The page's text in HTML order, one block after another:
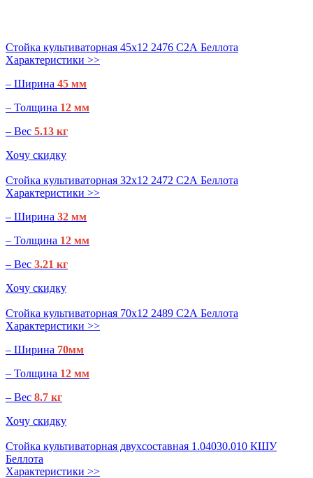
Стойка культиваторная 45х12 2476 С2А Беллота
Характеристики >>
– Ширина 45 мм
– Толщина 12 мм
– Вес 5.13 кг
Хочу скидку
Стойка культиваторная 32х12 2472 С2А Беллота
Характеристики >>
– Ширина 32 мм
– Толщина 12 мм
– Вес 3.21 кг
Хочу скидку
Стойка культиваторная 70х12 2489 С2А Беллота
Характеристики >>
– Ширина 70мм
– Толщина 12 мм
– Вес 8.7 кг
Хочу скидку
Стойка культиваторная двухсоставная 1.04030.010 КШУ
Беллота
Характеристики >>